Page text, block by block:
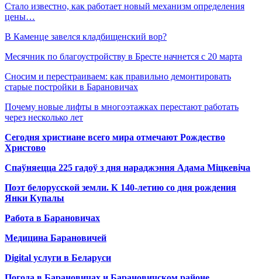
Стало известно, как работает новый механизм определения
цены…
В Каменце завелся кладбищенский вор?
Месячник по благоустройству в Бресте начнется с 20 марта
Сносим и перестраиваем: как правильно демонтировать
старые постройки в Барановичах
Почему новые лифты в многоэтажках перестают работать
через несколько лет
Сегодня христиане всего мира отмечают Рождество
Христово
Спаўняецца 225 гадоў з дня нараджэння Адама Міцкевіча
Поэт белорусской земли. К 140-летию со дня рождения
Янки Купалы
Работа в Барановичах
Медицина Барановичей
Digital услуги в Беларуси